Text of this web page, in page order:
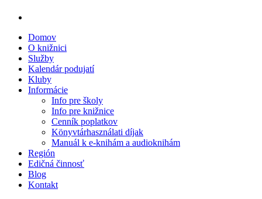
Domov
O knižnici
Služby
Kalendár podujatí
Kluby
Informácie
Info pre školy
Info pre knižnice
Cenník poplatkov
Könyvtárhasználati díjak
Manuál k e-knihám a audioknihám
Región
Edičná činnosť
Blog
Kontakt